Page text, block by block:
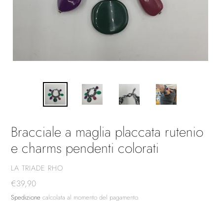
Bracciale a maglia placcata rutenio
e charms pendenti colorati
VENDITORE
LA TRIADE RHO
Prezzo
di
€39,90
Spedizione calcolata al momento del pagamento.